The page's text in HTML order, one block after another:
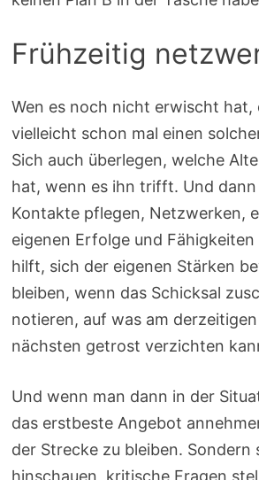
Frühzeitig
Wen es noch nicht erwischt hat,
vielleicht schon mal einen
Sich auch überlegen, welche
hat, wenn es ihn trifft. Und dann
Kontakte pflegen, Netzwerken,
eigenen Erfolge und
hilft, sich der eigenen Stärken
bleiben, wenn das Schicksal
notieren, auf was am
nächsten getrost verzichten
Und wenn man dann in der
das erstbeste Angebot
der Strecke zu bleiben. Sondern
hinschauen, kritische Fragen